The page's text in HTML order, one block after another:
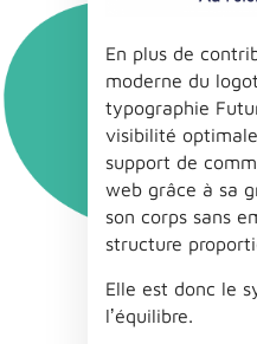
En plus de
moderne du
typographie
visibilité
support de
web grâce à sa
son corps sans
structure
Elle est donc le
lʼéquilibre.